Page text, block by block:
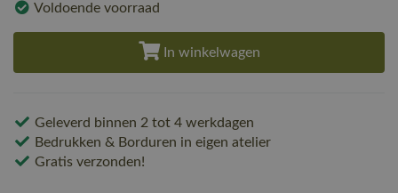
Voldoende voorraad
In winkelwagen
Geleverd binnen 2 tot 4 werkdagen
Bedrukken & Borduren in eigen atelier
Gratis verzonden!